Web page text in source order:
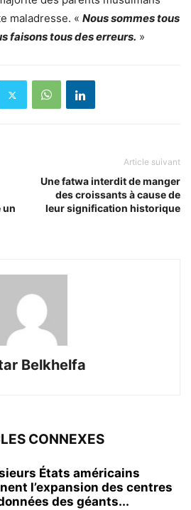
maladresse. « Nous sommes tous
faisons tous des erreurs. »
un
Article suivant
Une fatwa interdit de manger
des croissants à cause de
leur signification historique
Belkhelfa
CONNEXES
États américains
l’expansion des centres
des géants...